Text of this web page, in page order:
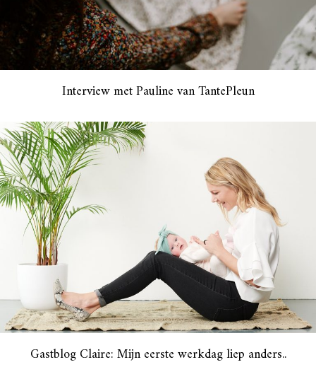
Interview met Pauline van TantePleun
Gastblog Claire: Mijn eerste werkdag liep anders..